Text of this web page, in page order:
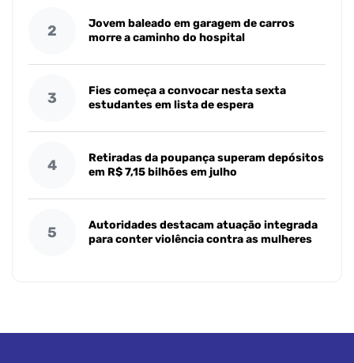
2
Jovem baleado em garagem de carros
morre a caminho do hospital
3
Fies começa a convocar nesta sexta
estudantes em lista de espera
4
Retiradas da poupança superam depósitos
em R$ 7,15 bilhões em julho
5
Autoridades destacam atuação integrada
para conter violência contra as mulheres